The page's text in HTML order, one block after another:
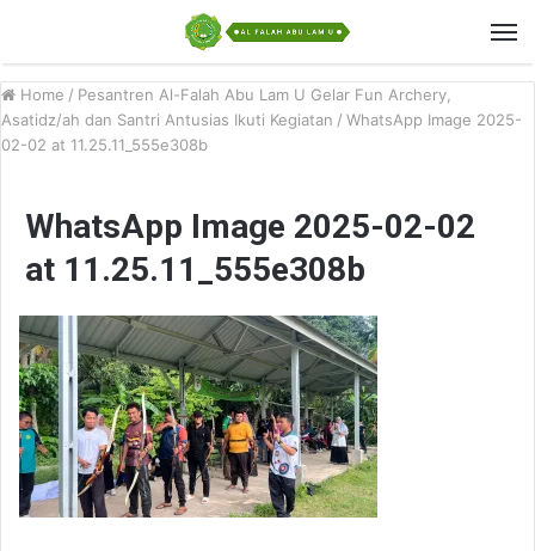
Home / Pesantren Al-Falah Abu Lam U Gelar Fun Archery,
Asatidz/ah dan Santri Antusias Ikuti Kegiatan / WhatsApp Image 2025-
02-02 at 11.25.11_555e308b
WhatsApp Image 2025-02-02
at 11.25.11_555e308b